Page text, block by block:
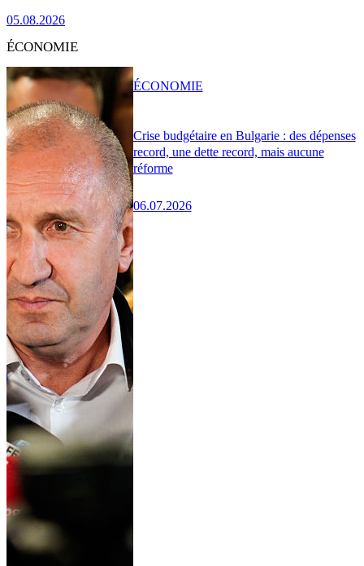
05.08.2026
ÉCONOMIE
Crise budgétaire en Bulgarie : des dépenses
record, une dette record, mais aucune
réforme
06.07.2026
ÉCONOMIE